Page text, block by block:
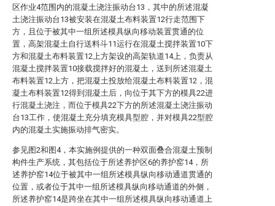
区作业4范围内的混凝土浇注振动台13，其中的所述混凝
土浇注振动台13被安装在混凝土布料装置12行走范围下
方，且位于被其中一组所述模具纵向移动装置贯通的位
置，高架混凝土自行送料斗11运行在混凝土搅拌装置10下
方和混凝土布料装置12上方架设的高架轨道14上，负责从
混凝土搅拌装置10接载搅拌好的混凝土，送到所述混凝土
布料装置12上方，把混凝土投放给混凝土布料装置12，混
凝土布料装置12得到混凝土后，向位于其下方的模具22进
行混凝土浇注，而位于模具22下方的所述混凝土浇注振动
台13工作，使混凝土充分填充模具型腔，并对模具22型腔
内的混凝土实施振动排气密实。
参见图2和图4，本实施例提供的一种双面叠合混凝土预制
构件生产系统，其包括位于所述养护区6的养护窑14，所
述养护窑14位于被其中一组所述模具纵向移动通道贯通的
位置，或者位于其中一组所述模具纵向移动通道的外侧，
所述养护窑14是跨坐在其中一组所述模具纵向移动通道上